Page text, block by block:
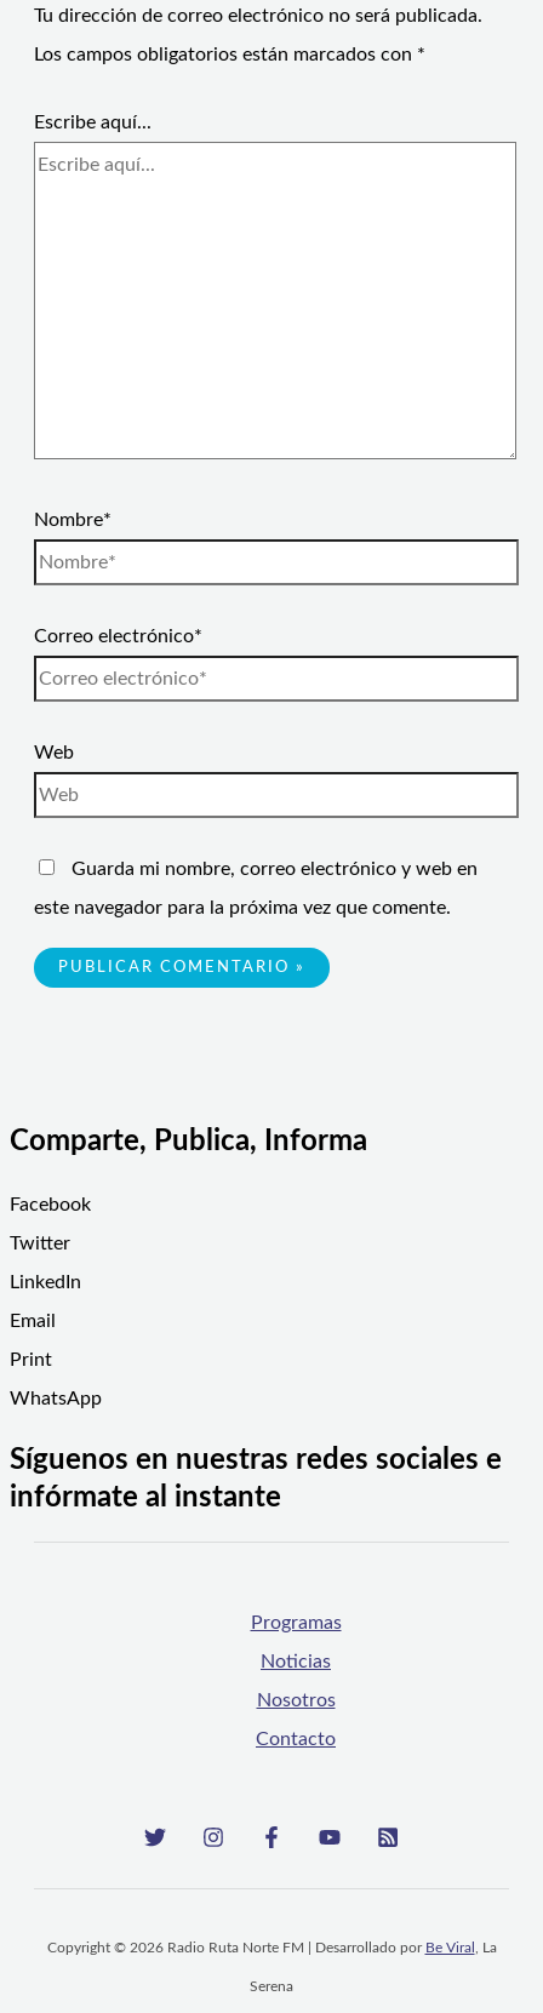
Tu dirección de correo electrónico no será publicada.
Los campos obligatorios están marcados con *
Escribe aquí...
Nombre*
Correo electrónico*
Web
Guarda mi nombre, correo electrónico y web en
este navegador para la próxima vez que comente.
Comparte, Publica, Informa
Facebook
Twitter
LinkedIn
Email
Print
WhatsApp
Síguenos en nuestras redes sociales e
infórmate al instante
Programas
Noticias
Nosotros
Contacto
Copyright © 2026 Radio Ruta Norte FM | Desarrollado por Be Viral , La
Serena